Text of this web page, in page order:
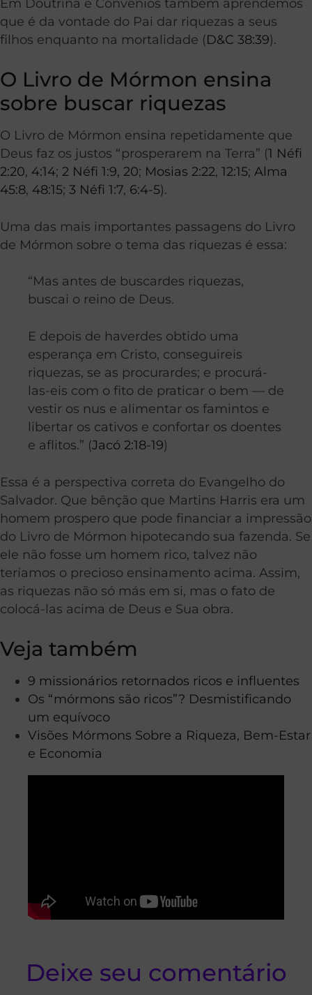
Em Doutrina e Convênios também aprendemos
que é da vontade do Pai dar riquezas a seus
filhos enquanto na mortalidade (D&C 38:39).
O Livro de Mórmon ensina
sobre buscar riquezas
O Livro de Mórmon ensina repetidamente que
Deus faz os justos “prosperarem na Terra” (1 Néfi
2:20, 4:14; 2 Néfi 1:9, 20; Mosias 2:22, 12:15; Alma
45:8, 48:15; 3 Néfi 1:7, 6:4-5).
Uma das mais importantes passagens do Livro
de Mórmon sobre o tema das riquezas é essa:
“Mas antes de buscardes riquezas,
buscai o reino de Deus.
E depois de haverdes obtido uma
esperança em Cristo, conseguireis
riquezas, se as procurardes; e procurá-
las-eis com o fito de praticar o bem — de
vestir os nus e alimentar os famintos e
libertar os cativos e confortar os doentes
e aflitos.” (Jacó 2:18-19)
Essa é a perspectiva correta do Evangelho do
Salvador. Que bênção que Martins Harris era um
homem prospero que pode financiar a impressão
do Livro de Mórmon hipotecando sua fazenda. Se
ele não fosse um homem rico, talvez não
teríamos o precioso ensinamento acima. Assim,
as riquezas não só más em si, mas o fato de
colocá-las acima de Deus e Sua obra.
Veja também
9 missionários retornados ricos e influentes
Os “mórmons são ricos”? Desmistificando
um equívoco
Visões Mórmons Sobre a Riqueza, Bem-Estar
e Economia
Deixe seu comentário